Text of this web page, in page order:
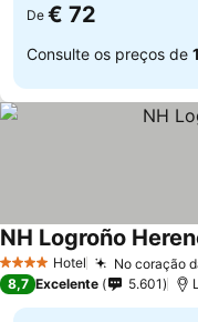
De € 72
Consulte os preços de
4 EstrelasHotel No coração
NH Logroño
8,7 Excelente 5.601